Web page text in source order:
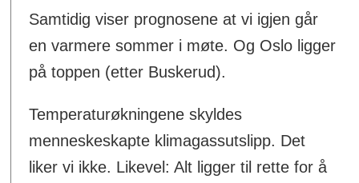
Samtidig viser prognosene at vi igjen går
en varmere sommer i møte. Og Oslo ligger
på toppen (etter Buskerud).
Temperaturøkningene skyldes
menneskeskapte klimagassutslipp. Det
liker vi ikke. Likevel: Alt ligger til rette for å